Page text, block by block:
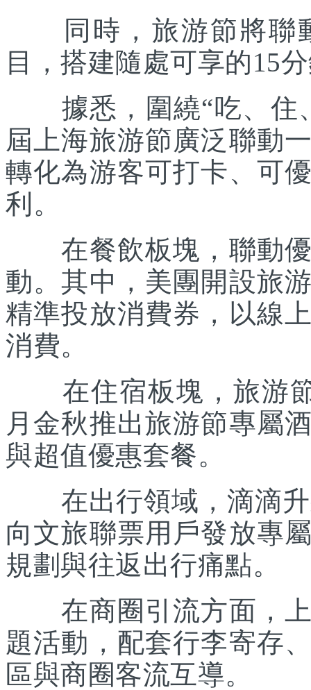
同時，旅游節將聯
目，搭建隨處可享的15
據悉，圍繞“吃、住
屆上海旅游節廣泛聯動
轉化為游客可打卡、可
利。
在餐飲板塊，聯動優
動。其中，美團開設旅
精準投放消費券，以線
消費。
在住宿板塊，旅游節
月金秋推出旅游節專屬
與超值優惠套餐。
在出行領域，滴滴升
向文旅聯票用戶發放專
規劃與往返出行痛點。
在商圈引流方面，上
題活動，配套行李寄存
區與商圈客流互導。